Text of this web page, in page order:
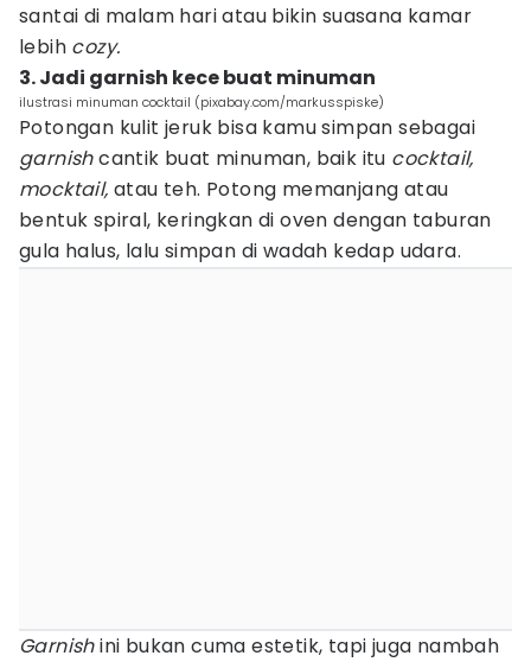
santai di malam hari atau bikin suasana kamar
lebih cozy.
3. Jadi garnish kece buat minuman
ilustrasi minuman cocktail (pixabay.com/markusspiske)
Potongan kulit jeruk bisa kamu simpan sebagai
garnishcantik buat minuman, baik itu cocktail,
mocktail, atau teh. Potong memanjang atau
bentuk spiral, keringkan di oven dengan taburan
gula halus, lalu simpan di wadah kedap udara.
Garnishini bukan cuma estetik, tapi juga nambah